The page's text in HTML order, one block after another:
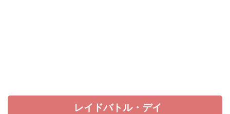
レイドバトル・デイ